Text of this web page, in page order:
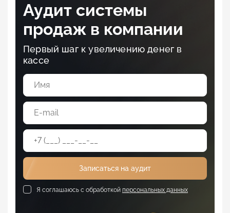
Аудит системы
продаж в компании
Первый шаг к увеличению денег в
кассе
Записаться на аудит
Я соглашаюсь с обработкой персональных данных